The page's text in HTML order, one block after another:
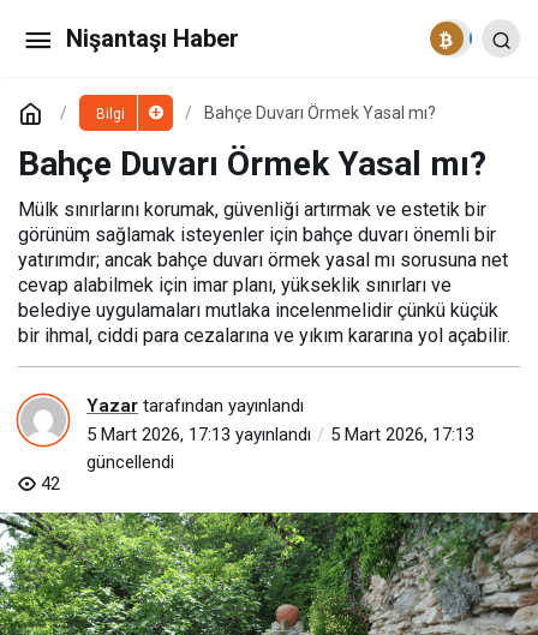
Nişantaşı Haber
Bilgi Bahçe Duvarı Örmek Yasal mı?
Bahçe Duvarı Örmek Yasal mı?
Mülk sınırlarını korumak, güvenliği artırmak ve estetik bir
görünüm sağlamak isteyenler için bahçe duvarı önemli bir
yatırımdır; ancak bahçe duvarı örmek yasal mı sorusuna net
cevap alabilmek için imar planı, yükseklik sınırları ve
belediye uygulamaları mutlaka incelenmelidir çünkü küçük
bir ihmal, ciddi para cezalarına ve yıkım kararına yol açabilir.
Yazar tarafından yayınlandı
5 Mart 2026, 17:13 yayınlandı
5 Mart 2026, 17:13
güncellendi
42
Çerçeve Seçimi Nasıl Yapılır?
Yorum Yap